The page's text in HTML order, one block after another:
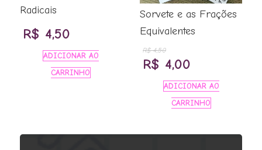
Radicais
R$ 4,50
ADICIONAR AO
CARRINHO
Sorvete e as Frações
Equivalentes
R$4,50
O
preço
original
R$ 4,00O
preço
atual
ADICIONAR AO
CARRINHO